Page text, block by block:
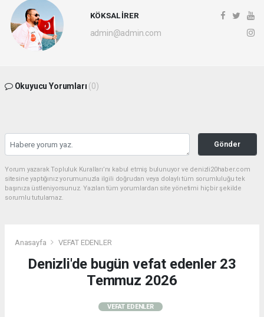
KÖKSAL İRER
admin@admin.com
Okuyucu Yorumları (0)
Gönder
Yorum yazarak Topluluk Kuralları’nı kabul etmiş bulunuyor ve denizli20haber.com
sitesine yaptığınız yorumunuzla ilgili doğrudan veya dolaylı tüm sorumluluğu tek
başınıza üstleniyorsunuz. Yazılan tüm yorumlardan site yönetimi hiçbir şekilde
sorumlu tutulamaz.
Anasayfa VEFAT EDENLER
Denizli'de bugün vefat edenler 23
Temmuz 2026
VEFAT EDENLER